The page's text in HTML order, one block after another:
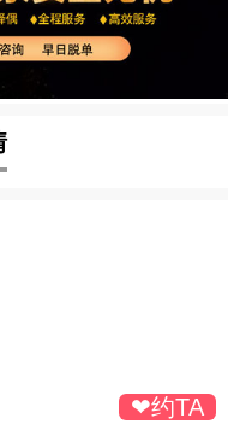
❤约TA